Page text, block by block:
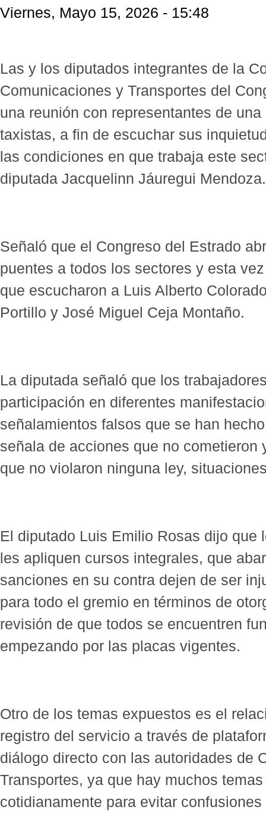
Viernes, Mayo 15, 2026 - 15:48
Las y los diputados integrantes de la
Comunicaciones y Transportes del
una reunión con representantes de
taxistas, a fin de escuchar sus
las condiciones en que trabaja este
diputada Jacquelinn Jáuregui Mendoza.
Señaló que el Congreso del Estrado
puentes a todos los sectores y esta
que escucharon a Luis Alberto
Portillo y José Miguel Ceja Montaño.
La diputada señaló que los
participación en diferentes
señalamientos falsos que se han
señala de acciones que no cometieron
que no violaron ninguna ley,
El diputado Luis Emilio Rosas dijo que
les apliquen cursos integrales, que
sanciones en su contra dejen de ser
para todo el gremio en términos de
revisión de que todos se encuentren
empezando por las placas vigentes.
Otro de los temas expuestos es el
registro del servicio a través de
diálogo directo con las autoridades de
Transportes, ya que hay muchos
cotidianamente para evitar